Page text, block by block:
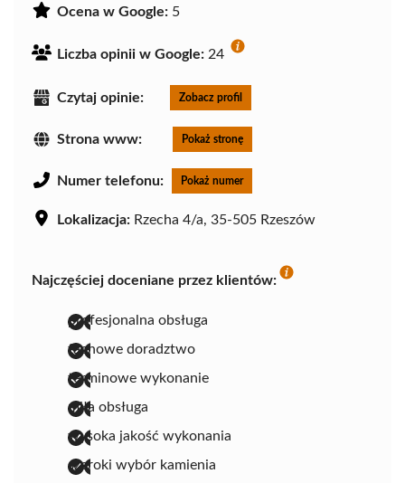
Ocena w Google: 5
Liczba opinii w Google: 24
Czytaj opinie: Zobacz profil
Strona www: Pokaż stronę
Numer telefonu: Pokaż numer
Lokalizacja: Rzecha 4/a, 35-505 Rzeszów
Najczęściej doceniane przez klientów:
profesjonalna obsługa
fachowe doradztwo
terminowe wykonanie
miła obsługa
wysoka jakość wykonania
szeroki wybór kamienia